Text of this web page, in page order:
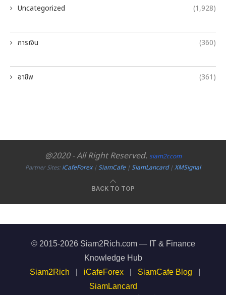
Uncategorized (1,928)
การเงิน (360)
อาชีพ (361)
@2020 - All Right Reserved. siam2r.com
Partner Sites:iCafeForex|SiamCafe|SiamLancard|XMSignal
BACK TO TOP
© 2015-2026 Siam2Rich.com — IT & Finance
Knowledge Hub
Siam2Rich
iCafeForex SiamCafe Blog
SiamLancard